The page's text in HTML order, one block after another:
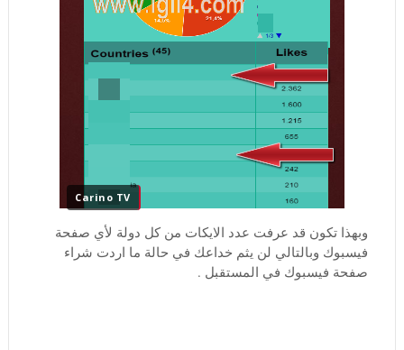
Carino TV
وبهذا تكون قد عرفت عدد الايكات من كل دولة لأي صفحة
فيسبوك وبالتالي لن يثم خداعك في حالة ما اردت شراء
صفحة فيسبوك في المستقبل .